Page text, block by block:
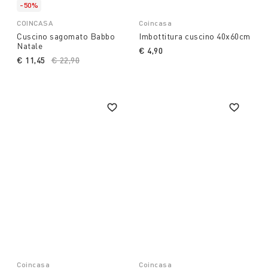
-50%
COINCASA
Cuscino sagomato Babbo
Natale
Price reduced from
€ 22,90
€ 11,45
Coincasa
Imbottitura cuscino 40x60cm
€ 4,90
Coincasa Coincasa